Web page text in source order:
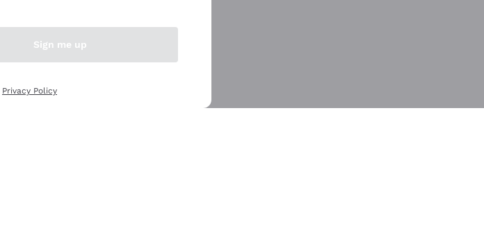
Sign me up
Privacy Policy